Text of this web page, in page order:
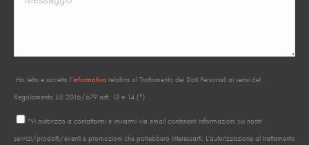
Ho letto e accetto l’informativa relativa al Trattamento dei Dati Personali ai sensi del
Regolamento UE 2016/679 artt. 13 e 14 (*)
"Vi autorizzo a contattarmi e inviarmi via email contenenti informazioni sui nostri
servizi/prodotti/eventi e promozioni che potrebbero interessarti. L’autorizzazione al trattamento